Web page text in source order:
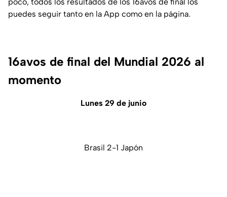
puedes seguir tanto en la App como en la página.
16avos de final del Mundial 2026 al
momento
Lunes 29 de junio
Brasil 2-1 Japón